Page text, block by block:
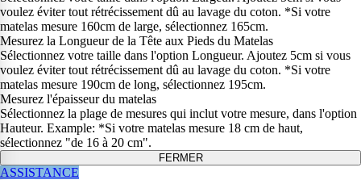
voulez éviter tout rétrécissement dû au lavage du coton. *Si votre
matelas mesure 160cm de large, sélectionnez 165cm.
Mesurez la Longueur de la Tête aux Pieds du Matelas
Sélectionnez votre taille dans l'option Longueur. Ajoutez 5cm si vous
voulez éviter tout rétrécissement dû au lavage du coton. *Si votre
matelas mesure 190cm de long, sélectionnez 195cm.
Mesurez l'épaisseur du matelas
Sélectionnez la plage de mesures qui inclut votre mesure, dans l'option
Hauteur. Example: *Si votre matelas mesure 18 cm de haut,
sélectionnez "de 16 à 20 cm".
FERMER
ASSISTANCE